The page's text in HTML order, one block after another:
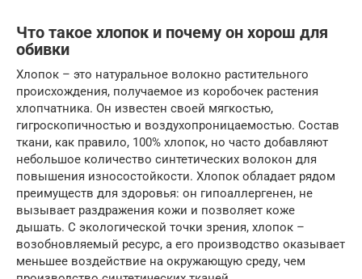
Что такое хлопок и почему он хорош для
обивки
Хлопок – это натуральное волокно растительного
происхождения, получаемое из коробочек растения
хлопчатника. Он известен своей мягкостью,
гигроскопичностью и воздухопроницаемостью. Состав
ткани, как правило, 100% хлопок, но часто добавляют
небольшое количество синтетических волокон для
повышения износостойкости. Хлопок обладает рядом
преимуществ для здоровья: он гипоаллергенен, не
вызывает раздражения кожи и позволяет коже
дышать. С экологической точки зрения, хлопок –
возобновляемый ресурс, а его производство оказывает
меньшее воздействие на окружающую среду, чем